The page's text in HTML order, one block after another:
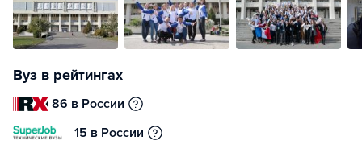
Вуз в рейтингах
86 в России
15 в России